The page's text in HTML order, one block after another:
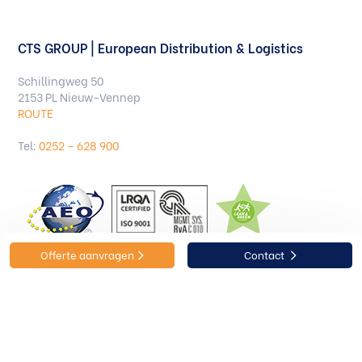
CTS GROUP | European Distribution & Logistics
Schillingweg 50
2153 PL Nieuw-Vennep
ROUTE
Tel:0252 – 628 900
Offerte aanvragen Contact